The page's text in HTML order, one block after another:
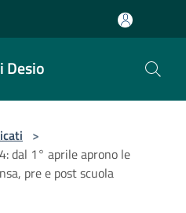
Desio
>
dal 1° aprile aprono le
pre e post scuola